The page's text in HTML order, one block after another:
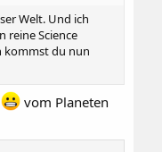
Welt. Und ich
reine Science
kommst du nun
vom Planeten